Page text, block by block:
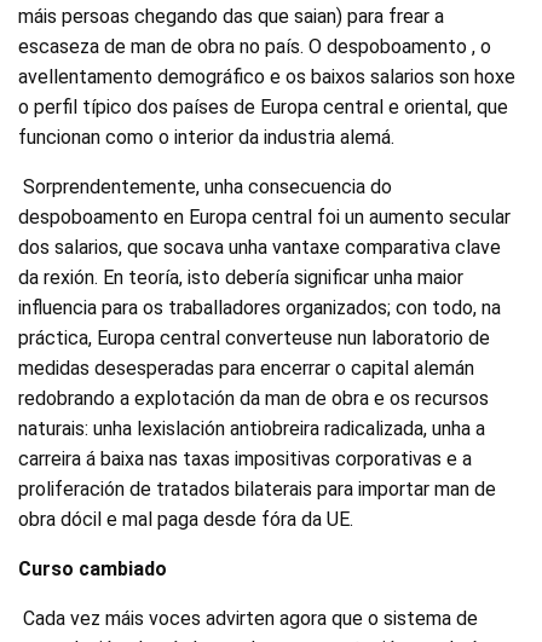
máis persoas chegando das que saian) para frear a
escaseza de man de obra no país. O despoboamento , o
avellentamento demográfico e os baixos salarios son hoxe
o perfil típico dos países de Europa central e oriental, que
funcionan como o interior da industria alemá.
Sorprendentemente, unha consecuencia do
despoboamento en Europa central foi un aumento secular
dos salarios, que socava unha vantaxe comparativa clave
da rexión. En teoría, isto debería significar unha maior
influencia para os traballadores organizados; con todo, na
práctica, Europa central converteuse nun laboratorio de
medidas desesperadas para encerrar o capital alemán
redobrando a explotación da man de obra e os recursos
naturais: unha lexislación antiobreira radicalizada, unha a
carreira á baixa nas taxas impositivas corporativas e a
proliferación de tratados bilaterais para importar man de
obra dócil e mal paga desde fóra da UE.
Curso cambiado
Cada vez máis voces advirten agora que o sistema de